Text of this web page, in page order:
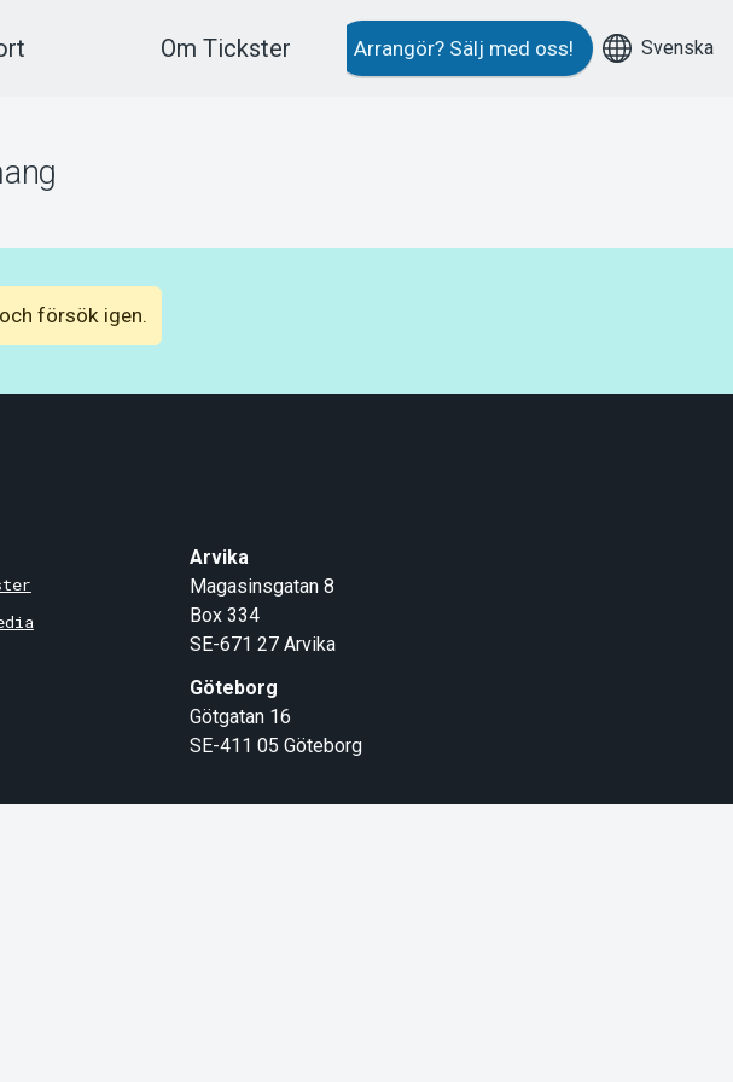
Om Tickster Arrangör? Sälj med oss! Svenska
försök igen.
Arvika
Magasinsgatan 8
Box 334
SE-671 27 Arvika
Göteborg
Götgatan 16
SE-411 05 Göteborg